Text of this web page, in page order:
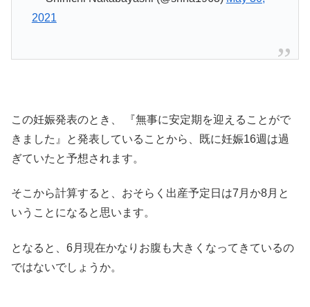
2021
この妊娠発表のとき、 『無事に安定期を迎えることがで
きました』と発表していることから、既に妊娠16週は過
ぎていたと予想されます。
そこから計算すると、おそらく出産予定日は7月か8月と
いうことになると思います。
となると、6月現在かなりお腹も大きくなってきているの
ではないでしょうか。